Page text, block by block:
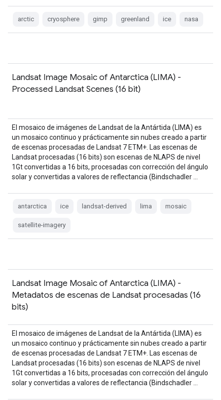
arctic cryosphere gimp greenland ice nasa
Landsat Image Mosaic of Antarctica (LIMA) -
Processed Landsat Scenes (16 bit)
El mosaico de imágenes de Landsat de la Antártida (LIMA) es
un mosaico continuo y prácticamente sin nubes creado a partir
de escenas procesadas de Landsat 7 ETM+. Las escenas de
Landsat procesadas (16 bits) son escenas de NLAPS de nivel
1Gt convertidas a 16 bits, procesadas con corrección del ángulo
solar y convertidas a valores de reflectancia (Bindschadler …
antarctica ice landsat-derived lima mosaic
satellite-imagery
Landsat Image Mosaic of Antarctica (LIMA) -
Metadatos de escenas de Landsat procesadas (16
bits)
El mosaico de imágenes de Landsat de la Antártida (LIMA) es
un mosaico continuo y prácticamente sin nubes creado a partir
de escenas procesadas de Landsat 7 ETM+. Las escenas de
Landsat procesadas (16 bits) son escenas de NLAPS de nivel
1Gt convertidas a 16 bits, procesadas con corrección del ángulo
solar y convertidas a valores de reflectancia (Bindschadler …